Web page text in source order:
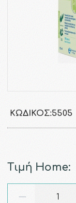
ΚΩΔΙΚΌΣ:5505
Τιμή Home: